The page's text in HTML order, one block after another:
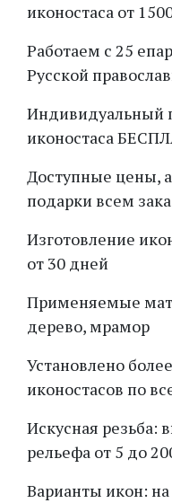
иконостаса от
Работаем с 25
Русской
Индивидуальный
иконостаса
Доступные цены,
подарки всем
Изготовление
от 30 дней
Применяемые
дерево, мрамор
Установлено
иконостасов по
Искусная резьба:
рельефа от 5 до
Варианты икон: